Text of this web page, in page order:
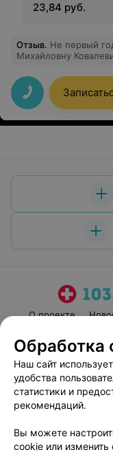
23,84 руб.
Отзыв. Не первый
Михайловну
Спасибо.
О проекте
Обработка
Наш сайт
удобства
статистики и
рекомендаций.
Вы можете
cookie или изменить